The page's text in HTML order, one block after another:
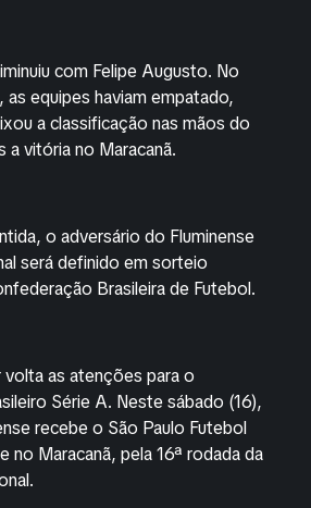
com Felipe Augusto. No
equipes haviam empatado,
a classificação nas mãos do
a vitória no Maracanã.
o adversário do Fluminense
será definido em sorteio
Brasileira de Futebol.
as atenções para o
Série A. Neste sábado (16),
recebe o São Paulo Futebol
no Maracanã, pela 16ª rodada da